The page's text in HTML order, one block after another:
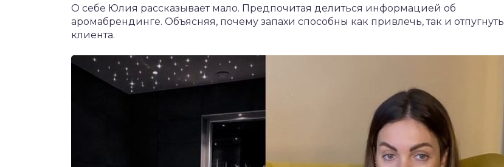
О себе Юлия рассказывает мало. Предпочитая делиться информацией об
аромабрендинге. Объясняя, почему запахи способны как привлечь, так и отпугнуть
клиента.